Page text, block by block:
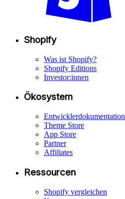
Shopify
Was ist Shopify?
Shopify Editions
Investor:innen
Ökosystem
Entwicklerdokumentation
Theme Store
App Store
Partner
Affiliates
Ressourcen
Shopify vergleichen